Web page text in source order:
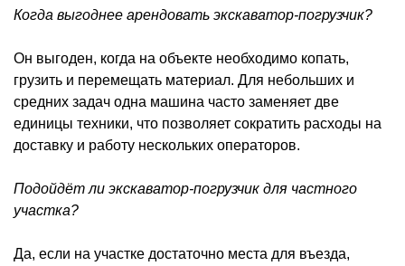
Когда выгоднее арендовать экскаватор-погрузчик?
Он выгоден, когда на объекте необходимо копать,
грузить и перемещать материал. Для небольших и
средних задач одна машина часто заменяет две
единицы техники, что позволяет сократить расходы на
доставку и работу нескольких операторов.
Подойдёт ли экскаватор-погрузчик для частного
участка?
Да, если на участке достаточно места для въезда,